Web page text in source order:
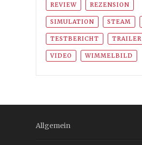
REVIEW REZENSION
SIMULATION STEAM
TESTBERICHT TRAILER
VIDEO WIMMELBILD
Allgemein